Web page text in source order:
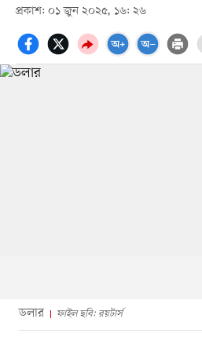
প্রকাশ: ০১ জুন ২০২৫, ১৬: ২৬
ডলার ফাইল ছবি: রয়টার্স